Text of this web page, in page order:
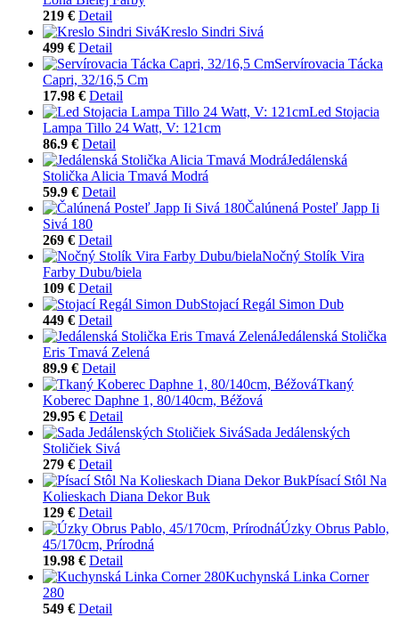
219 € Detail
Kreslo Sindri Sivá
499 € Detail
Servírovacia Tácka
Capri, 32/16,5 Cm
17.98 € Detail
Led Stojacia
Lampa Tillo 24 Watt, V: 121cm
86.9 € Detail
Jedálenská
Stolička Alicia Tmavá Modrá
59.9 € Detail
Čalúnená Posteľ Japp Ii
Sivá 180
269 € Detail
Nočný Stolík Vira
Farby Dubu/biela
109 € Detail
Stojací Regál Simon Dub
449 € Detail
Jedálenská Stolička
Eris Tmavá Zelená
89.9 € Detail
Tkaný
Koberec Daphne 1, 80/140cm, Béžová
29.95 € Detail
Sada Jedálenských
Stoličiek Sivá
279 € Detail
Písací Stôl Na
Kolieskach Diana Dekor Buk
129 € Detail
Úzky Obrus Pablo,
45/170cm, Prírodná
19.98 € Detail
Kuchynská Linka Corner
280
549 € Detail